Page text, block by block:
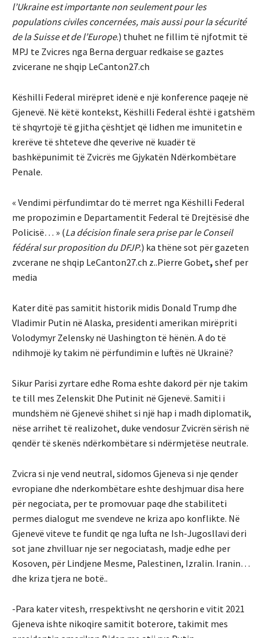
l’Ukraine est importante non seulement pour les
populations civiles concernées, mais aussi pour la sécurité
de la Suisse et de l’Europe.) thuhet ne fillim të njfotmit të
MPJ te Zvicres nga Berna derguar redkaise se gaztes
zvicerane ne shqip LeCanton27.ch
Këshilli Federal mirëpret idenë e një konference paqeje në
Gjenevë. Në këtë kontekst, Këshilli Federal është i gatshëm
të shqyrtojë të gjitha çështjet që lidhen me imunitetin e
krerëve të shteteve dhe qeverive në kuadër të
bashkëpunimit të Zvicrës me Gjykatën Ndërkombëtare
Penale.
« Vendimi përfundimtar do të merret nga Këshilli Federal
me propozimin e Departamentit Federal të Drejtësisë dhe
Policisë… » (La décision finale sera prise par le Conseil
fédéral sur proposition du DFJP.) ka thëne sot për gazeten
zvcerane ne shqip LeCanton27.ch z..Pierre Gobet, shef per
media
Kater ditë pas samitit historik midis Donald Trump dhe
Vladimir Putin në Alaska, presidenti amerikan mirëpriti
Volodymyr Zelensky në Uashington të hënën. A do të
ndihmojë ky takim në përfundimin e luftës në Ukrainë?
Sikur Parisi zyrtare edhe Roma eshte dakord për nje takim
te till mes Zelenskit Dhe Putinit në Gjenevë. Samiti i
mundshëm në Gjenevë shihet si një hap i madh diplomatik,
nëse arrihet të realizohet, duke vendosur Zvicrën sërish në
qendër të skenës ndërkombëtare si ndërmjetëse neutrale.
Zvicra si nje vend neutral, sidomos Gjeneva si nje qender
evropiane dhe nderkombëtare eshte deshjmuar disa here
për negociata, per te promovuar paqe dhe stabiliteti
permes dialogut me svendeve ne kriza apo konflikte. Në
Gjenevë viteve te fundit qe nga lufta ne Ish-Jugosllavi deri
sot jane zhvilluar nje ser negociatash, madje edhe per
Kosoven, për Lindjene Mesme, Palestinen, Izralin. Iranin…
dhe kriza tjera ne botë..
-Para kater vitesh, rrespektivsht ne qershorin e vitit 2021
Gjeneva ishte nikoqire samitit boterore, takimit mes